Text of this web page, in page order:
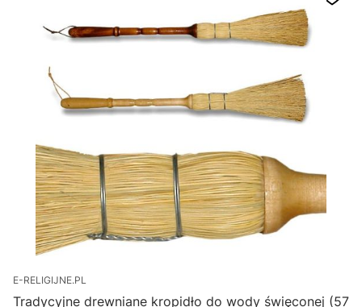
E-RELIGIJNE.PL
Tradycyjne drewniane kropidło do wody święconej (57